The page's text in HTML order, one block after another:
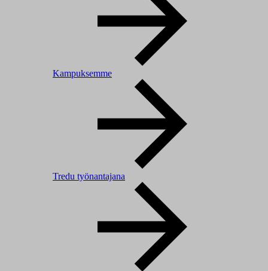
Kampuksemme
Tredu työnantajana